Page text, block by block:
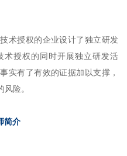
术授权的企业设计了独立研发
术授权的同时开展独立研发活
实有了有效的证据加以支撑，
险。
简介